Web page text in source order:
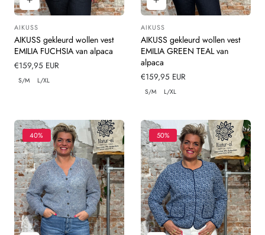
Leverancier:
AIKUSS
AIKUSS gekleurd wollen vest
EMILIA FUCHSIA van alpaca
Normale
prijs
€159,95 EUR
S/M L/XL
Leverancier:
AIKUSS
AIKUSS gekleurd wollen vest
EMILIA GREEN TEAL van
alpaca
Normale
prijs
€159,95 EUR
S/M L/XL
40% 50%